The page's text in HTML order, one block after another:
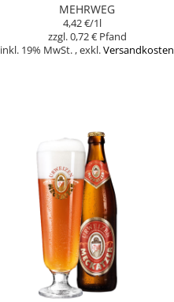
MEHRWEG
4,42 €/1l
0,72 €
inkl. 19% MwSt. ,exkl.Versandkosten